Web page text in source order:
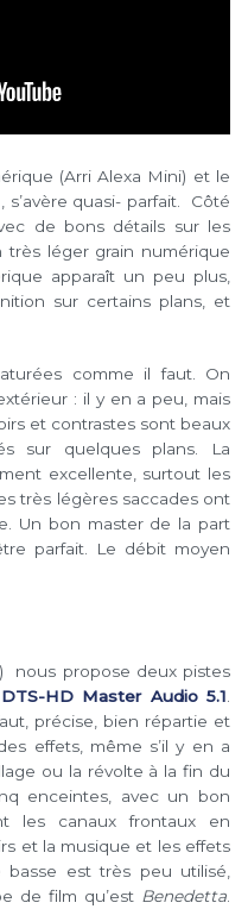
(Arri Alexa Mini) et le
s’avère quasi- parfait. Côté
de bons détails sur les
très léger grain numérique
apparaît un peu plus,
sur certains plans, et
comme il faut. On
: il y en a peu, mais
et contrastes sont beaux
sur quelques plans. La
excellente, surtout les
très légères saccades ont
Un bon master de la part
parfait. Le débit moyen
nous propose deux pistes
DTS-HD Master Audio 5.1
précise, bien répartie et
effets, même s’il y en a
ou la révolte à la fin du
enceintes, avec un bon
les canaux frontaux en
et la musique et les effets
est très peu utilisé,
de film qu’est Benedetta